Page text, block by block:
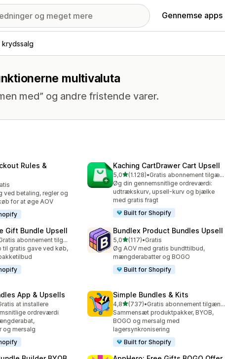
Gennemse apps
multivaluta
med” og andre fristende varer.
Rules &
i alt
ved betaling, regler og
for at øge AOV
Kaching CartDrawer Cart Upsell
5,0ud af 5 stjerner
(1.128)
1128 anmeldelser i alt
•
Gratis abonnement tilgængeligt
Øg din gennemsnitlige ordreværdi:
udtrækskurv, upsell-kurv og bjælke
med gratis fragt
Built for Shopify
Gift Bundle Upsell
i alt
Gratis abonnement tilgængeligt
til gratis gave ved køb,
Bundlex Product Bundles Upsell
5,0ud af 5 stjerner
(117)
117 anmeldelser i alt
•Gratis
Øg AOV med gratis bundttilbud,
mængderabatter og BOGO
Built for Shopify
App & Upsells
i altat installere
ordreværdi
og mersalg
Simple Bundles & Kits
4,8ud af 5 stjerner
(737)
737 anmeldelser i alt
•
Gratis abonnement tilgængeligt
Sammensæt produktpakker, BYOB,
BOGO og mersalg med
lagersynkronisering
Built for Shopify